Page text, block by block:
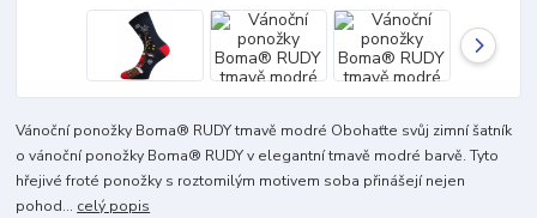
Vánoční ponožky Boma® RUDY tmavě modré Obohaťte svůj zimní šatník
o vánoční ponožky Boma® RUDY v elegantní tmavě modré barvě. Tyto
hřejivé froté ponožky s roztomilým motivem soba přinášejí nejen
pohod... celý popis